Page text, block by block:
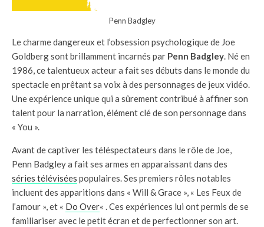
Penn Badgley
Le charme dangereux et l’obsession psychologique de Joe
Goldberg sont brillamment incarnés par Penn Badgley. Né en
1986, ce talentueux acteur a fait ses débuts dans le monde du
spectacle en prêtant sa voix à des personnages de jeux vidéo.
Une expérience unique qui a sûrement contribué à affiner son
talent pour la narration, élément clé de son personnage dans
« You ».
Avant de captiver les téléspectateurs dans le rôle de Joe,
Penn Badgley a fait ses armes en apparaissant dans des
séries télévisées populaires. Ses premiers rôles notables
incluent des apparitions dans « Will & Grace », « Les Feux de
l’amour », et « Do Over« . Ces expériences lui ont permis de se
familiariser avec le petit écran et de perfectionner son art.